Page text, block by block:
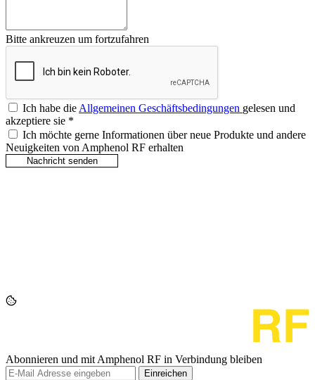
Bitte ankreuzen um fortzufahren
Ich habe dieAllgemeinen Geschäftsbedingungen gelesen und
akzeptiere sie *
Ich möchte gerne Informationen über neue Produkte und andere
Neuigkeiten von Amphenol RF erhalten
Abonnieren und mit Amphenol RF in Verbindung bleiben
Einreichen